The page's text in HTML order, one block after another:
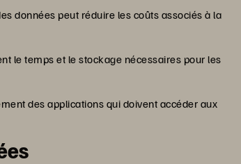
données peut réduire les coûts associés à la
le temps et le stockage nécessaires pour les
des applications qui doivent accéder aux